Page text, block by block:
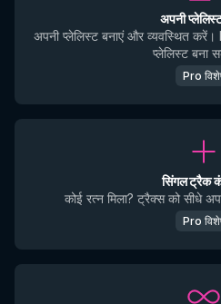
अपनी
अपनी प्लेलिस्ट बनाएं और व्यवस्थित
प्लेलिस्ट बना
Pro
सिंगल ट्रैक
कोई रत्न मिला? ट्रैक्स को सीधे
Pro